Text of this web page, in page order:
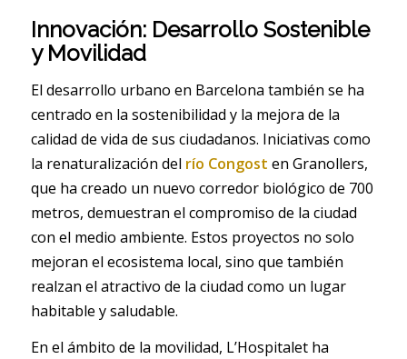
Innovación: Desarrollo Sostenible
y Movilidad
El desarrollo urbano en Barcelona también se ha
centrado en la sostenibilidad y la mejora de la
calidad de vida de sus ciudadanos. Iniciativas como
la renaturalización del río Congost en Granollers,
que ha creado un nuevo corredor biológico de 700
metros, demuestran el compromiso de la ciudad
con el medio ambiente. Estos proyectos no solo
mejoran el ecosistema local, sino que también
realzan el atractivo de la ciudad como un lugar
habitable y saludable.
En el ámbito de la movilidad, L’Hospitalet ha